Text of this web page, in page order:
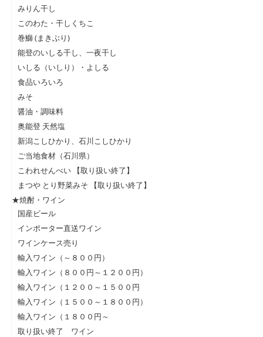
みりん干し
このわた・干しくちこ
巻鰤 (まきぶり)
能登のいしる干し、一夜干し
いしる（いしり）・よしる
食品いろいろ
みそ
醤油・調味料
奥能登 天然塩
新潟こしひかり、石川こしひかり
ご当地食材（石川県）
こわれせんべい 【取り扱い終了】
まつや とり野菜みそ 【取り扱い終了】
★焼酎・ワイン
国産ビール
インポーター直送ワイン
ワインケース売り
輸入ワイン（～８００円）
輸入ワイン（８００円～１２００円）
輸入ワイン（１２００～１５００円
輸入ワイン（１５００～１８００円）
輸入ワイン（１８００円～
取り扱い終了 ワイン